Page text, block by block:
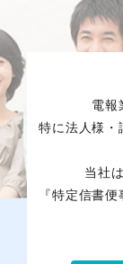
電報
特に法人様・
当社
『特定信書